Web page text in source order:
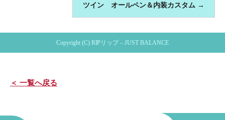
ツイン オールペン＆内装カスタム →
Copyright (C) RIPリップ – JUST BALANCE
＜ 一覧へ戻る